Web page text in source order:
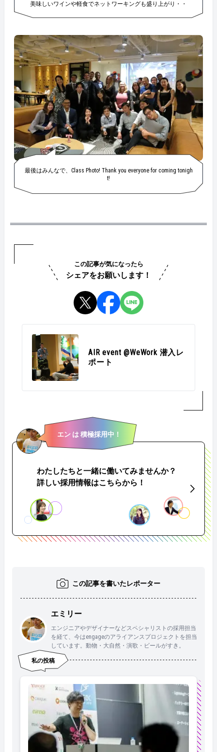
美味しいワインや軽食でネットワーキングも盛り上がり・・
最後はみんなで、Class Photo! Thank you everyone for coming tonigh
t!
この記事が気になったら
シェアをお願いします！
AIR event @WeWork 潜入レ
ポート
エン は 積極採用中！
わたしたちと一緒に働いてみませんか？
詳しい採用情報はこちらから！
この記事を書いたレポーター
エミリー
エンジニアやデザイナーなどスペシャリストの採用担当
を経て、今はengageのアライアンスプロジェクトを担当
しています。動物・大自然・演歌・ビールがすき。
私の投稿